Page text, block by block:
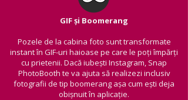
GIF și Boomerang
Pozele de la cabina foto sunt transformate
instant în GIF-uri haioase pe care le poți împărți
cu prietenii. Dacă iubești Instagram, Snap
PhotoBooth te va ajuta să realizezi inclusiv
fotografii de tip boomerang așa cum ești deja
obișnuit în aplicație.